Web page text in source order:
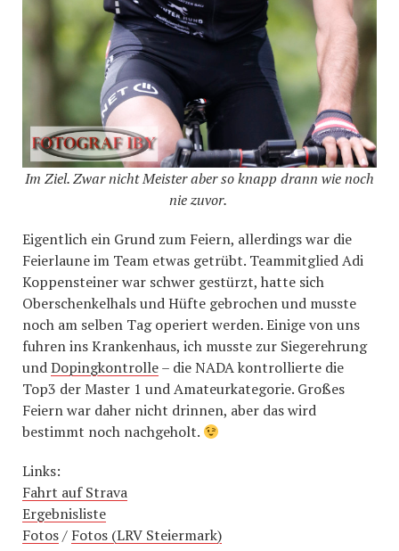
Im Ziel. Zwar nicht Meister aber so knapp drann wie noch
nie zuvor.
Eigentlich ein Grund zum Feiern, allerdings war die
Feierlaune im Team etwas getrübt. Teammitglied Adi
Koppensteiner war schwer gestürzt, hatte sich
Oberschenkelhals und Hüfte gebrochen und musste
noch am selben Tag operiert werden. Einige von uns
fuhren ins Krankenhaus, ich musste zur Siegerehrung
undDopingkontrolle– die NADA kontrollierte die
Top3 der Master 1 und Amateurkategorie. Großes
Feiern war daher nicht drinnen, aber das wird
bestimmt noch nachgeholt.
Links:
Fahrt auf Strava
Ergebnisliste
Fotos/ Fotos (LRV Steiermark)